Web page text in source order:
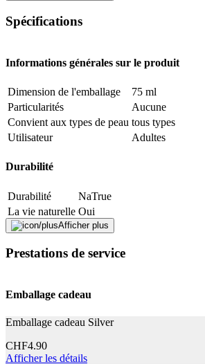
(label NaTrue avec deux étoiles) 3.
NaTrue avec trois étoiles). Ce label de qualité
principalement à partir de substances
inorganique ou animale. En outre, les
Traduit par DeepL.com
Signaler une erreur
Adresse e-mail (facultatif)
Signaler des données erronées
Spécifications
Informations générales sur le produit
Dimension de l'emballage
75 ml
Particularités
Aucune
Convient aux types de peau tous types
Utilisateur
Adultes
Durabilité
Durabilité
NaTrue
La vie naturelle Oui
Ingrédients
Afficher plus
Prestations de service
Emballage cadeau
Emballage cadeau Silver
CHF4.90
Afficher les détails